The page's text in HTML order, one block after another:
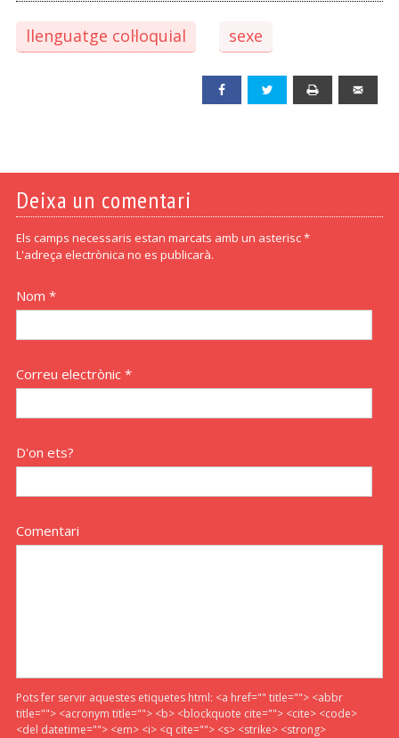
llenguatge col·loquial sexe
Facebook Twitter
Deixa un comentari
Els camps necessaris estan marcats amb un asterisc *
L'adreça electrònica no es publicarà.
Nom *
Correu electrònic *
D'on ets?
Comentari
Pots fer servir aquestes etiquetes html: <a href="" title=""> <abbr
title=""> <acronym title=""> <b> <blockquote cite=""> <cite> <code>
<del datetime=""> <em> <i> <q cite=""> <s> <strike> <strong>